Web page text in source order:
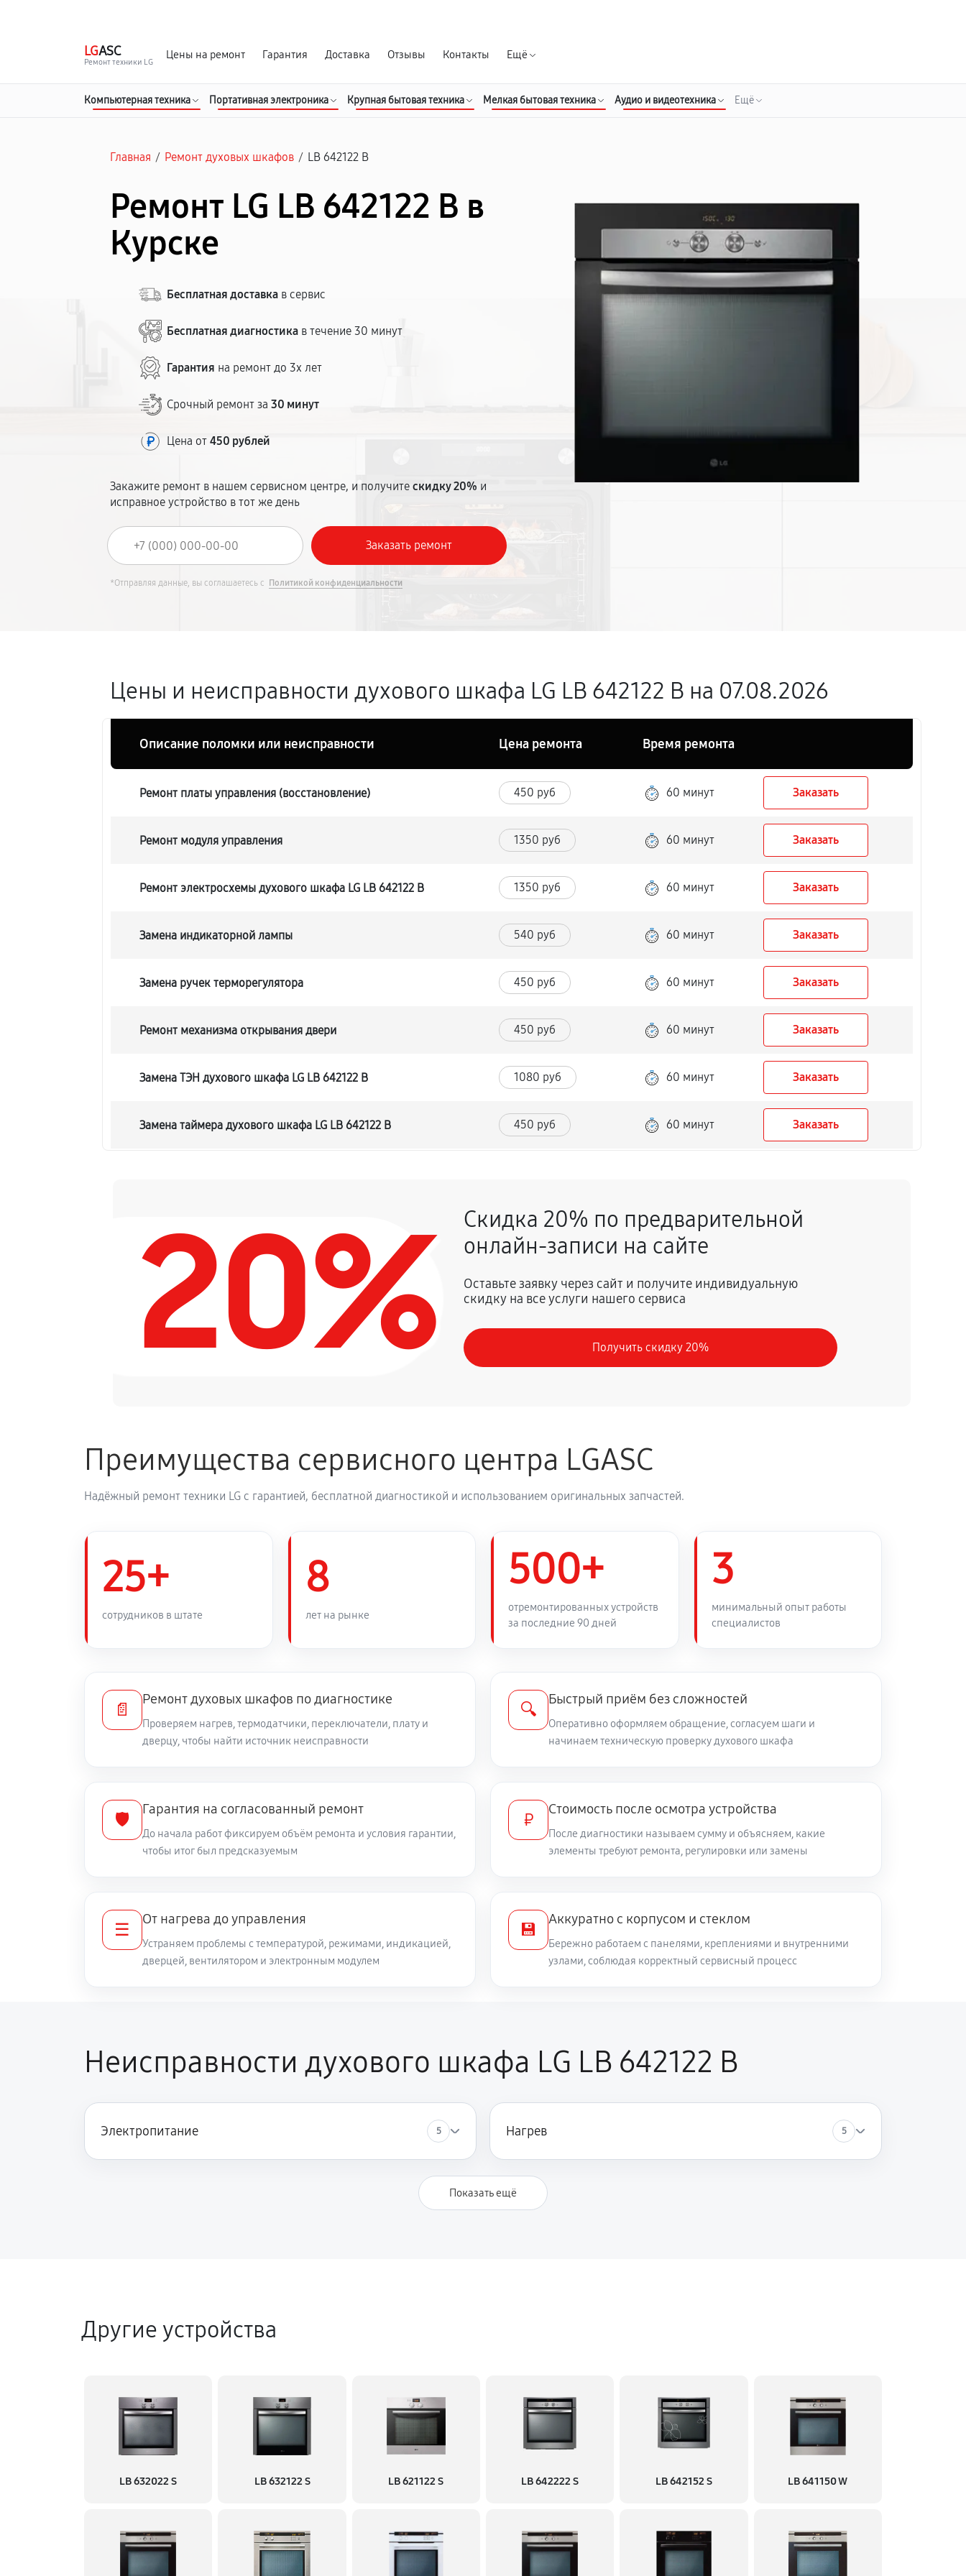
LGASC
Ремонт техники LG
Цены на ремонт Гарантия Доставка Отзывы Контакты Ещё
Компьютерная техника Портативная электроника Крупная бытовая техника Мелкая бытовая техника Аудио и видеотехника Ещё
Главная / Ремонт духовых шкафов / LB 642122 B
Ремонт LG LB 642122 B в
Курске
Бесплатная доставка в сервис
Бесплатная диагностика в течение 30 минут
Гарантия на ремонт до 3х лет
Срочный ремонт за30 минут
Цена от450 рублей
Закажите ремонт в нашем сервисном центре, и получитескидку 20% и
исправное устройство в тот же день
*Отправляя данные, вы соглашаетесь с Политикой конфиденциальности
Цены и неисправности духового шкафа LG LB 642122 B на 07.08.2026
Описание поломки или неисправности Цена ремонта Время ремонта
Ремонт платы управления (восстановление) 450 руб 60 минут Заказать
Ремонт модуля управления 1350 руб 60 минут Заказать
Ремонт электросхемы духового шкафа LG LB 642122 B 1350 руб 60 минут Заказать
Замена индикаторной лампы 540 руб 60 минут Заказать
Замена ручек терморегулятора 450 руб 60 минут Заказать
Ремонт механизма открывания двери 450 руб 60 минут Заказать
Замена ТЭН духового шкафа LG LB 642122 B 1080 руб 60 минут Заказать
Замена таймера духового шкафа LG LB 642122 B 450 руб 60 минут Заказать
450 руб 60 минут Заказать
Замена термодатчика духового шкафа LG LB 642122 B
Замена панели управления
20%
Скидка 20% по предварительной
онлайн-записи на сайте
Оставьте заявку через сайт и получите индивидуальную
скидку на все услуги нашего сервиса
Получить скидку 20%
Преимущества сервисного центра LGASC
Надёжный ремонт техники LG с гарантией, бесплатной диагностикой и использованием оригинальных запчастей.
25+
сотрудников в штате
8
лет на рынке
500+
отремонтированных устройств
за последние 90 дней
3
минимальный опыт работы
специалистов
📄
Ремонт духовых шкафов по диагностике
Проверяем нагрев, термодатчики, переключатели, плату и
дверцу, чтобы найти источник неисправности
🔍
Быстрый приём без сложностей
Оперативно оформляем обращение, согласуем шаги и
начинаем техническую проверку духового шкафа
🛡️
Гарантия на согласованный ремонт
До начала работ фиксируем объём ремонта и условия гарантии,
чтобы итог был предсказуемым
₽
Стоимость после осмотра устройства
После диагностики называем сумму и объясняем, какие
элементы требуют ремонта, регулировки или замены
☰
От нагрева до управления
Устраняем проблемы с температурой, режимами, индикацией,
дверцей, вентилятором и электронным модулем
💾
Аккуратно с корпусом и стеклом
Бережно работаем с панелями, креплениями и внутренними
узлами, соблюдая корректный сервисный процесс
Неисправности духового шкафа LG LB 642122 B
Электропитание 5 Нагрев 5
Показать ещё
Другие устройства
LB 632022 S LB 632122 S LB 621122 S LB 642222 S LB 642152 S LB 641150 W